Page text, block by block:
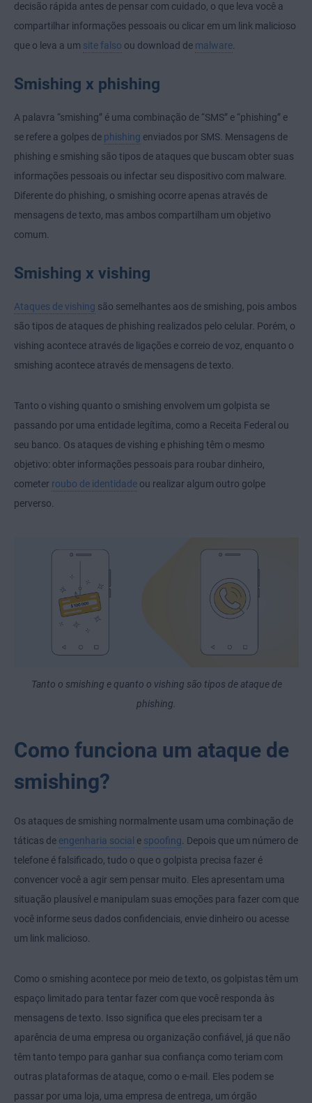
decisão rápida antes de pensar com cuidado, o que leva você a
compartilhar informações pessoais ou clicar em um link malicioso
que o leva a um site falso ou download de malware.
Smishing x phishing
A palavra “smishing” é uma combinação de “SMS” e “phishing” e
se refere a golpes de phishing enviados por SMS. Mensagens de
phishing e smishing são tipos de ataques que buscam obter suas
informações pessoais ou infectar seu dispositivo com malware.
Diferente do phishing, o smishing ocorre apenas através de
mensagens de texto, mas ambos compartilham um objetivo
comum.
Smishing x vishing
Ataques de vishing são semelhantes aos de smishing, pois ambos
são tipos de ataques de phishing realizados pelo celular. Porém, o
vishing acontece através de ligações e correio de voz, enquanto o
smishing acontece através de mensagens de texto.
Tanto o vishing quanto o smishing envolvem um golpista se
passando por uma entidade legítima, como a Receita Federal ou
seu banco. Os ataques de vishing e phishing têm o mesmo
objetivo: obter informações pessoais para roubar dinheiro,
cometer roubo de identidade ou realizar algum outro golpe
perverso.
Tanto o smishing e quanto o vishing são tipos de ataque de
phishing.
Como funciona um ataque de
smishing?
Os ataques de smishing normalmente usam uma combinação de
táticas de engenharia social e spoofing. Depois que um número de
telefone é falsificado, tudo o que o golpista precisa fazer é
convencer você a agir sem pensar muito. Eles apresentam uma
situação plausível e manipulam suas emoções para fazer com que
você informe seus dados confidenciais, envie dinheiro ou acesse
um link malicioso.
Como o smishing acontece por meio de texto, os golpistas têm um
espaço limitado para tentar fazer com que você responda às
mensagens de texto. Isso significa que eles precisam ter a
aparência de uma empresa ou organização confiável, já que não
têm tanto tempo para ganhar sua confiança como teriam com
outras plataformas de ataque, como o e-mail. Eles podem se
passar por uma loja, uma empresa de entrega, um órgão